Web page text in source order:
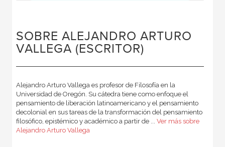
SOBRE ALEJANDRO ARTURO
VALLEGA (ESCRITOR)
Alejandro Arturo Vallega es profesor de Filosofía en la
Universidad de Oregón. Su cátedra tiene como enfoque el
pensamiento de liberación latinoamericano y el pensamiento
decolonial en sus tareas de la transformación del pensamiento
filosófico, epistémico y académico a partir de ... Ver más sobre
Alejandro Arturo Vallega